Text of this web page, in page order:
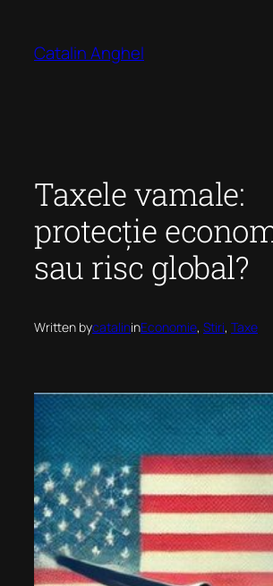
content
Catalin Anghel
Taxele vamale:
protecție
sau risc global?
Written bycatalininEconomie, Stiri, Taxe